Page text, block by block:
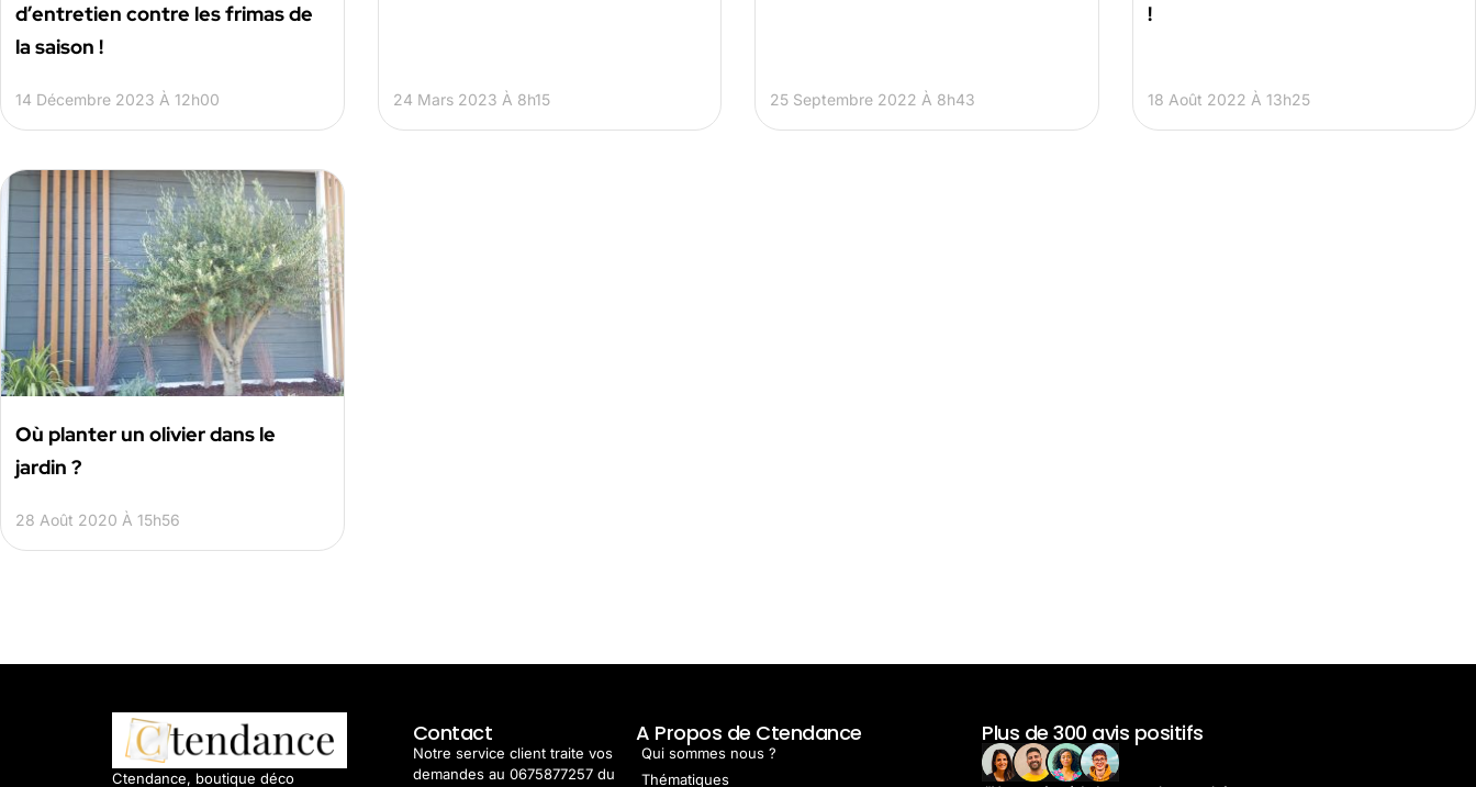
d’entretien contre les frimas de
la saison !
14 Décembre 2023 À 12h00 24 Mars 2023 À 8h15 25 Septembre 2022 À 8h43
!
18 Août 2022 À 13h25
Où planter un olivier dans le
jardin ?
28 Août 2020 À 15h56
Ctendance, boutique déco
Contact
Notre service client traite vos
demandes au 0675877257 du
A Propos de Ctendance
Qui sommes nous ?
Thématiques
Plus de 300 avis positifs